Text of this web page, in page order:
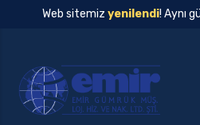
Web sitemiz yenilendi! Aynı